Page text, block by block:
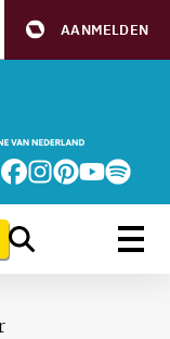
AANMELDEN